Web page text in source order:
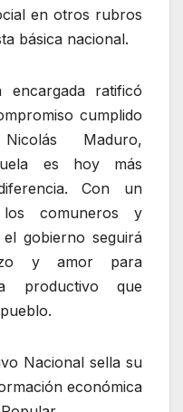
en otros rubros
básica nacional.
encargada ratificó
cumplido
Maduro,
es hoy más
Con un
comuneros y
gobierno seguirá
y amor para
productivo que
Nacional sella su
económica